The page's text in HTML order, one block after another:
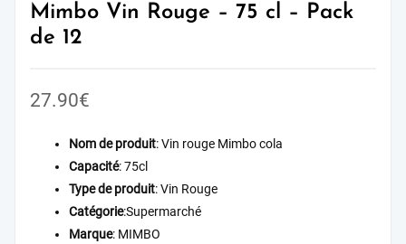
Mimbo Vin Rouge – 75 cl – Pack
de 12
27.90€
Nom de produit: Vin rouge Mimbo cola
Capacité: 75cl
Type de produit: Vin Rouge
Catégorie:Supermarché
Marque: MIMBO